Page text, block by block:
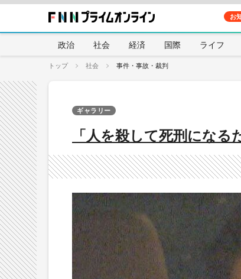
お
政治 社会 経済 国際 ライフ
トップ 社会 事件・事故・裁判
「人を殺して死刑にな
ギャラリー